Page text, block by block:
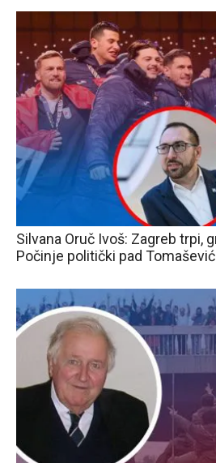
Silvana Oruč Ivoš: Zagreb trpi,
Počinje politički pad